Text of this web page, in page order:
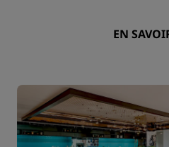
EN